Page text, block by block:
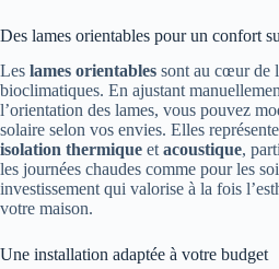
Des lames orientables pour un confort
Les lames orientables sont au cœur de
bioclimatiques. En ajustant
l’orientation des lames, vous pouvez
solaire selon vos envies. Elles
isolation thermique et acoustique,
les journées chaudes comme pour les
investissement qui valorise à la fois
votre maison.
Une installation adaptée à votre budget